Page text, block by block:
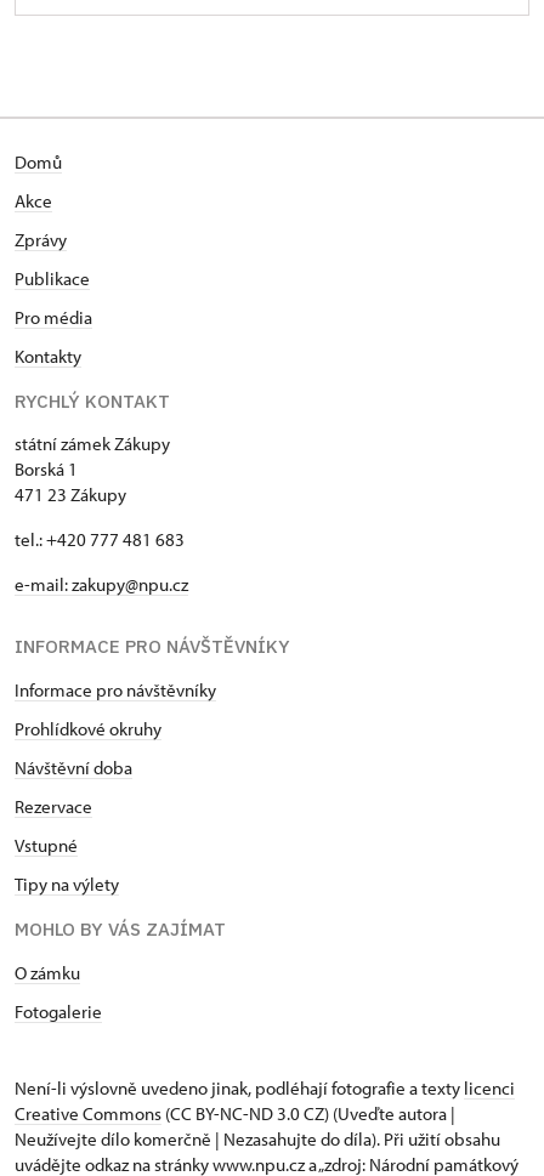
Domů
Akce
Zprávy
Publikace
Pro média
Kontakty
RYCHLÝ KONTAKT
státní zámek Zákupy
Borská 1
471 23 Zákupy
tel.: +420 777 481 683
e-mail: zakupy@npu.cz
INFORMACE PRO NÁVŠTĚVNÍKY
Informace pro návštěvníky
Prohlídkové okruhy
Návštěvní doba
Rezervace
Vstupné
Tipy na výlety
MOHLO BY VÁS ZAJÍMAT
O zámku
Fotogalerie
Není-li výslovně uvedeno jinak, podléhají fotografie a texty licenci
Creative Commons (CC BY-NC-ND 3.0 CZ) (Uveďte autora |
Neužívejte dílo komerčně | Nezasahujte do díla). Při užití obsahu
uvádějte odkaz na stránky www.npu.cz a „zdroj: Národní památkový